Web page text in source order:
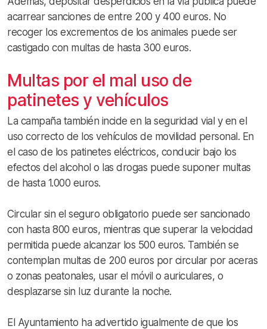
acarrear sanciones de entre 200 y 400 euros. No
recoger los excrementos de los animales puede ser
castigado con multas de hasta 300 euros.
Multas por el mal uso de
patinetes y vehículos
La campaña también incide en la seguridad vial y en el
uso correcto de los vehículos de movilidad personal. En
el caso de los patinetes eléctricos, conducir bajo los
efectos del alcohol o las drogas puede suponer multas
de hasta 1.000 euros.
Circular sin el seguro obligatorio puede ser sancionado
con hasta 800 euros, mientras que superar la velocidad
permitida puede alcanzar los 500 euros. También se
contemplan multas de 200 euros por circular por aceras
o zonas peatonales, usar el móvil o auriculares, o
desplazarse sin luz durante la noche.
El Ayuntamiento ha advertido igualmente de que los